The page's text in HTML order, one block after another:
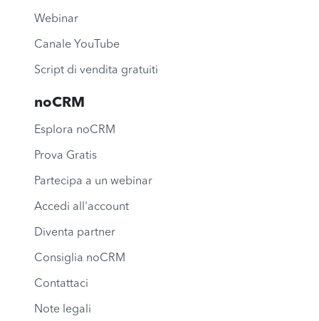
Webinar
Canale YouTube
Script di vendita gratuiti
noCRM
Esplora noCRM
Prova Gratis
Partecipa a un webinar
Accedi all'account
Diventa partner
Consiglia noCRM
Contattaci
Note legali